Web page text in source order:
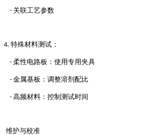
- 关联工艺参数
4. 特殊材料测试：
- 柔性电路板：使用专用夹具
- 金属基板：调整溶剂配比
- 高频材料：控制测试时间
维护与校准